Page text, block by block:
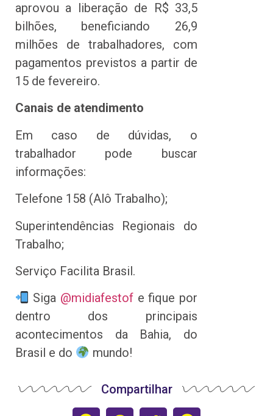
aprovou a liberação de R$ 33,5
bilhões, beneficiando 26,9
milhões de trabalhadores, com
pagamentos previstos a partir de
15 de fevereiro.
Canais de atendimento
Em caso de dúvidas, o
trabalhador pode buscar
informações:
Telefone 158 (Alô Trabalho);
Superintendências Regionais do
Trabalho;
Serviço Facilita Brasil.
Siga @midiafestof e fique por
dentro dos principais
acontecimentos da Bahia, do
Brasil e do
mundo!
Compartilhar